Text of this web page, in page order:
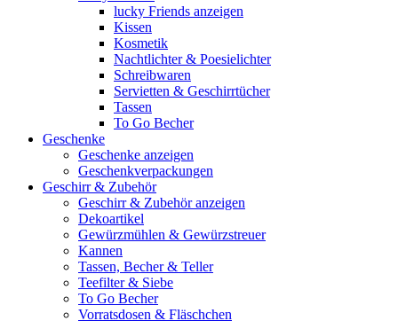
lucky Friends anzeigen
Kissen
Kosmetik
Nachtlichter & Poesielichter
Schreibwaren
Servietten & Geschirrtücher
Tassen
To Go Becher
Geschenke
Geschenke anzeigen
Geschenkverpackungen
Geschirr & Zubehör
Geschirr & Zubehör anzeigen
Dekoartikel
Gewürzmühlen & Gewürzstreuer
Kannen
Tassen, Becher & Teller
Teefilter & Siebe
To Go Becher
Vorratsdosen & Fläschchen